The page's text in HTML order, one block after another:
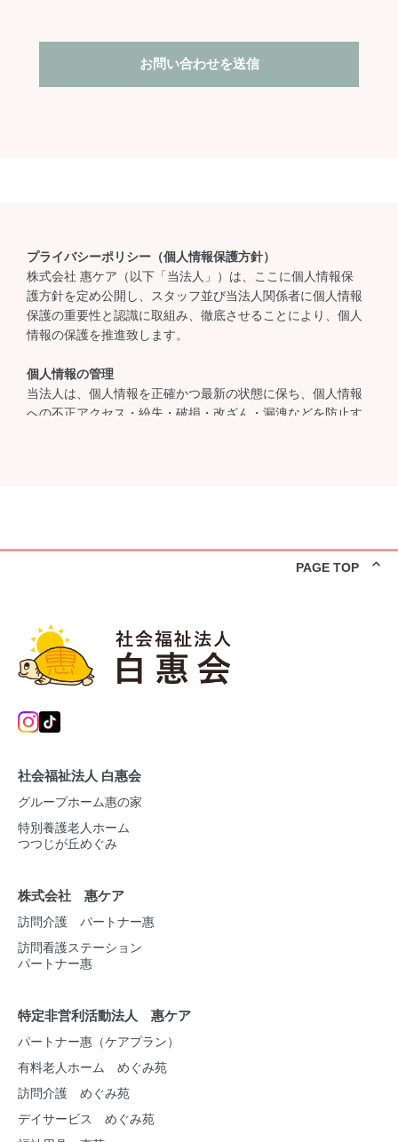
プライバシーポリシー（個人情報保護方針）
株式会社 惠ケア（以下「当法人」）は、ここに個人情報保
護方針を定め公開し、スタッフ並び当法人関係者に個人情報
保護の重要性と認識に取組み、徹底させることにより、個人
情報の保護を推進致します。
個人情報の管理
当法人は、個人情報を正確かつ最新の状態に保ち、個人情報
への不正アクセス・紛失・破損・改ざん・漏洩などを防止す
や業務のご案内やご質問に対する回答などに電子メールや資
当法人は、お預かりした個人情報を適切に管理し、次のいず
れかに該当する場合を除き、個人情報を第三者に開示いたし
ません。
1-お客さまの同意が得られた場合、お客さまが希望されるサ
て開示する場合法令に基づき開示することが必要である場
場合
3-法令に特別の規定がある場合
4-お客様や第三者の生命・身体・財産・名誉を損なうおそれ
があり、本人の同意を得ることができない場合
要があり、本人の同意を得ることができない場合
個人情報の安全対策
当法人は、個人情報の正確性及び安全性確保のために、セキ
ご本人の照会
お客さまがご本人の個人情報の照会・修正・削除などをご希
ていただきます。
法令、規範の遵守と見直し 当法人は、保有する個人情報
に関して適用される日本の法令、その他規範を遵守するとと
PAGE TOP
社会福祉法人 白惠会
グループホーム惠の家
特別養護老人ホーム
つつじが丘めぐみ
株式会社 惠ケア
訪問介護 パートナー惠
訪問看護ステーション
パートナー惠
特定非営利活動法人 惠ケア
パートナー惠（ケアプラン）
有料老人ホーム めぐみ苑
訪問介護 めぐみ苑
デイサービス めぐみ苑